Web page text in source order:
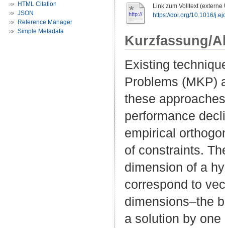
HTML Citation
JSON
Reference Manager
Simple Metadata
Link zum Volltext (externe
https://doi.org/10.1016/
Kurzfassung/
Existing
Problems (MKP)
these
performance
empirical
of constraints.
dimension of a
correspond to
dimensions–the
a solution by